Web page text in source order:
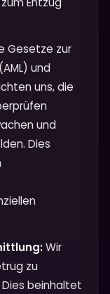
Gesetze zur
und
uns, die
und
Dies
Wir
zu
beinhaltet